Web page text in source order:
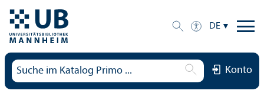
DE
Konto